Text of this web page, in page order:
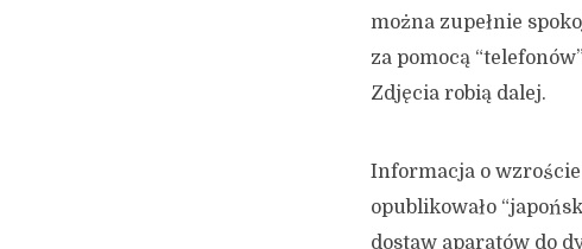
można zupełnie
za pomocą
Zdjęcia robią dalej.
Informacja o
opublikowało
dostaw aparatów do